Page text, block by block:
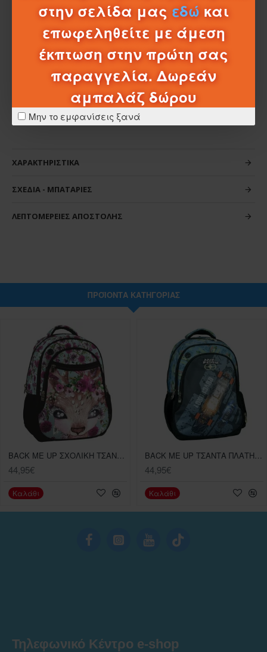
στην σελίδα μας εδώ και
επωφεληθείτε με άμεση
έκπτωση στην πρώτη σας
παραγγελία. Δωρεάν
αμπαλάζ δώρου
Μην το εμφανίσεις ξανά
• Ανθεκτική λαβή μεταφοράς
• Ανάγλυφο κέντημα στο λογότυπο και στη φράση "Brave
at Heart"
• Στρογγυλό patch από eco leather
Ένα σακίδιο που συνδυάζει τη μαγεία, την άνεση και
την προσωπικότητα για μαθητές που ξεχωρίζουν!
ΧΑΡΑΚΤΗΡΙΣΤΙΚΆ
ΣΧΈΔΙΑ - ΜΠΑΤΑΡΊΕΣ
ΛΕΠΤΟΜΈΡΕΙΕΣ ΑΠΟΣΤΟΛΉΣ
ΠΡΟΪΌΝΤΑ ΚΑΤΗΓΟΡΊΑΣ
BACK ME UP ΣΧΟΛΙΚΗ ΤΣΑΝΤΑ ΠΛΑΤΗΣ ΟΒΑΛ BMU DEER 357-10031
44,95€
Καλάθι
BACK ME UP ΤΣΑΝΤΑ ΠΛΑΤΗΣ NO FEAR LONGBOARD
44,95€
Καλάθι
Τηλεφωνικό Κέντρο e-shop